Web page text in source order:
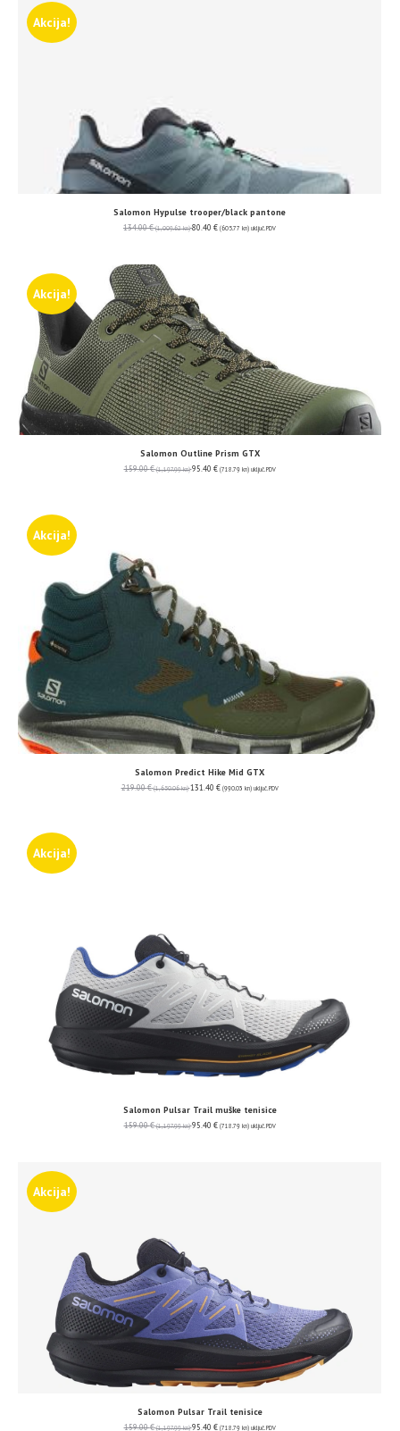
Akcija!
Salomon Hypulse trooper/black pantone
134.00€ (1,009.62 kn) 80.40 € (605.77 kn) uključ. PDV
Akcija!
Salomon Outline Prism GTX
159.00€ (1,197.99 kn) 95.40 € (718.79 kn) uključ. PDV
Akcija!
Salomon Predict Hike Mid GTX
219.00€ (1,650.06 kn) 131.40 € (990.03 kn) uključ. PDV
Akcija!
Salomon Pulsar Trail muške tenisice
159.00€ (1,197.99 kn) 95.40 € (718.79 kn) uključ. PDV
Akcija!
Salomon Pulsar Trail tenisice
159.00€ (1,197.99 kn) 95.40 € (718.79 kn) uključ. PDV